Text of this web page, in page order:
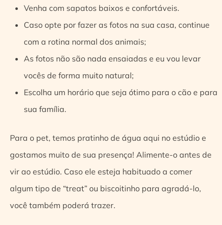
Venha com sapatos baixos e confortáveis.
Caso opte por fazer as fotos na sua casa, continue
com a rotina normal dos animais;
As fotos não são nada ensaiadas e eu vou levar
vocês de forma muito natural;
Escolha um horário que seja ótimo para o cão e para
sua família.
Para o pet, temos pratinho de água aqui no estúdio e
gostamos muito de sua presença! Alimente-o antes de
vir ao estúdio. Caso ele esteja habituado a comer
algum tipo de “treat” ou biscoitinho para agradá-lo,
você também poderá trazer.